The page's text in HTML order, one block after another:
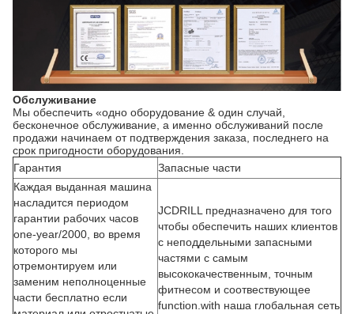
Обслуживание
Мы обеспечить «одно оборудование & один случай,
бесконечное обслуживание, а именно обслуживаний после
продажи начинаем от подтверждения заказа, последнего на
срок пригодности оборудования.
Гарантия
Запасные части
Каждая выданная машина
насладится периодом
гарантии рабочих часов
one-year/2000, во время
которого мы
отремонтируем или
заменим неполноценные
части бесплатно если
JCDRILL предназначено для того
чтобы обеспечить наших клиентов
с неподдельными запасными
частями с самым
высококачественным, точным
фитнесом и соотвествующее
function.with наша глобальная сеть